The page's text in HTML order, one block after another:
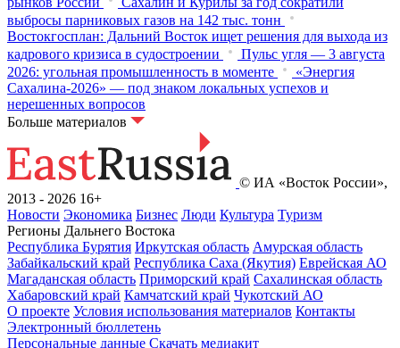
выбросы парниковых газов на 142 тыс. тонн
Востокгосплан: Дальний Восток ищет решения для выхода из
кадрового кризиса в судостроении
Пульс угля — 3 августа
2026: угольная промышленность в моменте
«Энергия
Сахалина-2026» — под знаком локальных успехов и
нерешенных вопросов
Больше материалов
© ИА «Восток России»,
2013 - 2026 16+
Новости Экономика Бизнес Люди Культура Туризм
Регионы Дальнего Востока
Республика Бурятия Иркутская область Амурская область
Забайкальский край Республика Саха (Якутия) Еврейская АО
Магаданская область Приморский край Сахалинская область
Хабаровский край Камчатский край Чукотский АО
О проекте Условия использования материалов Контакты
Электронный бюллетень
Персональные данные Скачать медиакит